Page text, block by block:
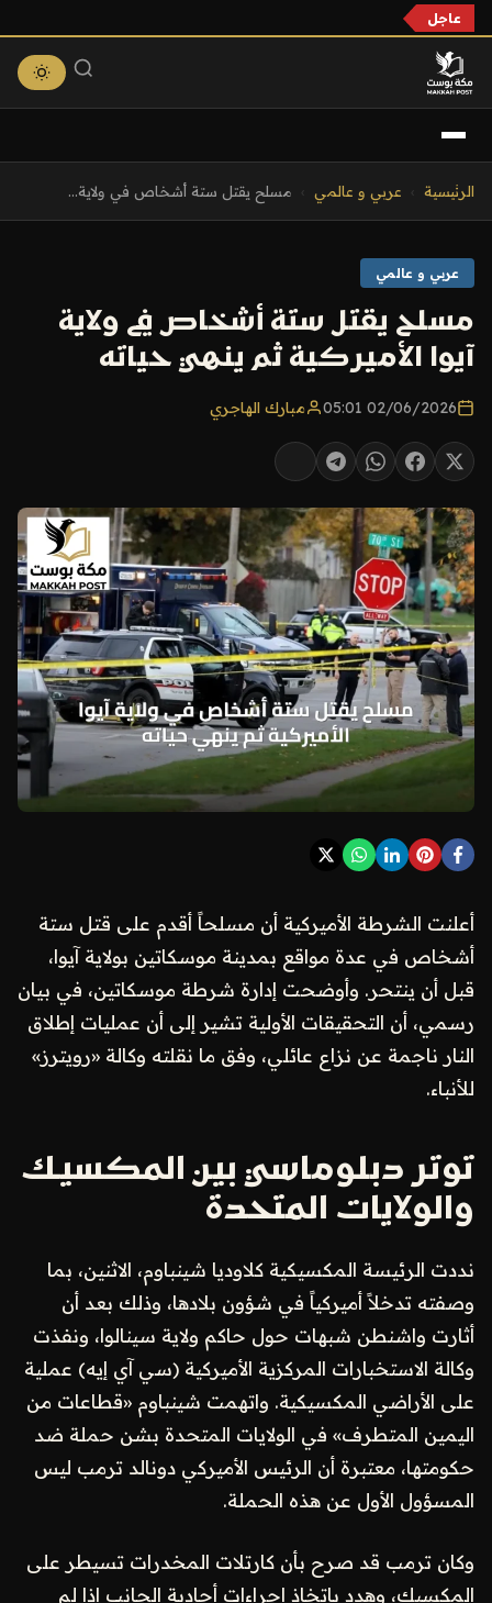
عاجل
الرئيسية عربي و عالمي مسلح يقتل ستة أشخاص في ولاية...
عربي و عالمي
مسلح يقتل ستة أشخاص في ولاية
آيوا الأميركية ثم ينهي حياته
02/06/2026 05:01 مبارك الهاجري
أعلنت الشرطة الأميركية أن مسلحاً أقدم على قتل ستة
أشخاص في عدة مواقع بمدينة موسكاتين بولاية آيوا،
قبل أن ينتحر. وأوضحت إدارة شرطة موسكاتين، في بيان
رسمي، أن التحقيقات الأولية تشير إلى أن عمليات إطلاق
النار ناجمة عن نزاع عائلي، وفق ما نقلته وكالة «رويترز»
للأنباء.
توتر دبلوماسي بين المكسيك
والولايات المتحدة
نددت الرئيسة المكسيكية كلاوديا شينباوم، الاثنين، بما
وصفته تدخلاً أميركياً في شؤون بلادها، وذلك بعد أن
أثارت واشنطن شبهات حول حاكم ولاية سينالوا، ونفذت
وكالة الاستخبارات المركزية الأميركية (سي آي إيه) عملية
على الأراضي المكسيكية. واتهمت شينباوم «قطاعات من
اليمين المتطرف» في الولايات المتحدة بشن حملة ضد
حكومتها، معتبرة أن الرئيس الأميركي دونالد ترمب ليس
المسؤول الأول عن هذه الحملة.
وكان ترمب قد صرح بأن كارتلات المخدرات تسيطر على
المكسيك، وهدد باتخاذ إجراءات أحادية الجانب إذا لم